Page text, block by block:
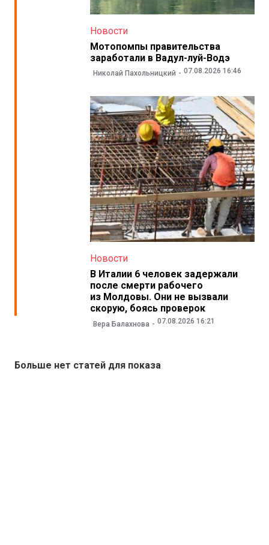
Новости
Мотопомпы правительства
заработали в Вадул-луй-Водэ
Николай Пахольницкий 07.08.2026 16:46
Новости
В Италии 6 человек задержали
после смерти рабочего
из Молдовы. Они не вызвали
скорую, боясь проверок
Вера Балахнова 07.08.2026 16:21
Больше нет статей для показа